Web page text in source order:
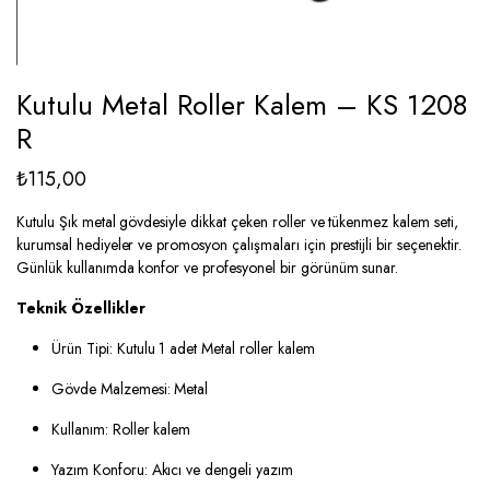
Kutulu Metal Roller Kalem – KS 1208
R
₺115,00
Kutulu Şık metal gövdesiyle dikkat çeken roller ve tükenmez kalem seti,
kurumsal hediyeler ve promosyon çalışmaları için prestijli bir seçenektir.
Günlük kullanımda konfor ve profesyonel bir görünüm sunar.
Teknik Özellikler
Ürün Tipi: Kutulu 1 adet Metal roller kalem
Gövde Malzemesi: Metal
Kullanım: Roller kalem
Yazım Konforu: Akıcı ve dengeli yazım